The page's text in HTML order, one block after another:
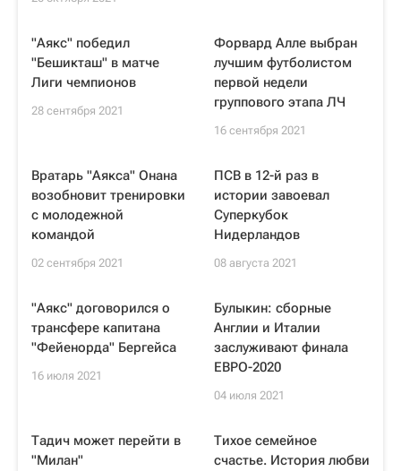
"Аякс" победил
"Бешикташ" в матче
Лиги чемпионов
28 сентября 2021
Форвард Алле выбран
лучшим футболистом
первой недели
группового этапа ЛЧ
16 сентября 2021
Вратарь "Аякса" Онана
возобновит тренировки
с молодежной
командой
02 сентября 2021
ПСВ в 12-й раз в
истории завоевал
Суперкубок
Нидерландов
08 августа 2021
"Аякс" договорился о
трансфере капитана
"Фейенорда" Бергейса
16 июля 2021
Булыкин: сборные
Англии и Италии
заслуживают финала
ЕВРО-2020
04 июля 2021
Тадич может перейти в
"Милан"
Тихое семейное
счастье. История любви